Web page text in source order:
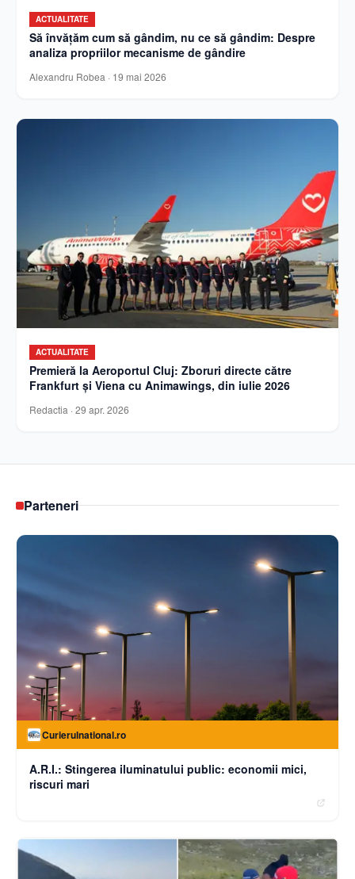
ACTUALITATE
Să învățăm cum să gândim, nu ce să gândim: Despre
analiza propriilor mecanisme de gândire
Alexandru Robea · 19 mai 2026
ACTUALITATE
Premieră la Aeroportul Cluj: Zboruri directe către
Frankfurt și Viena cu Animawings, din iulie 2026
Redactia · 29 apr. 2026
Parteneri
Curierulnational.ro
A.R.I.: Stingerea iluminatului public: economii mici,
riscuri mari